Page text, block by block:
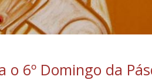
6º Domingo da